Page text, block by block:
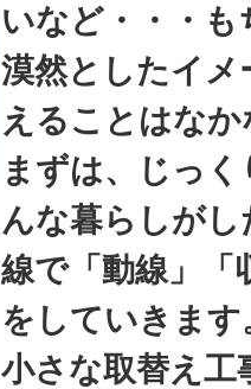
いなど・・・も
漠然としたイ
えることはな
まずは、じっ
んな暮らしが
線で「動線」「
をしていきます
小さな取替え工